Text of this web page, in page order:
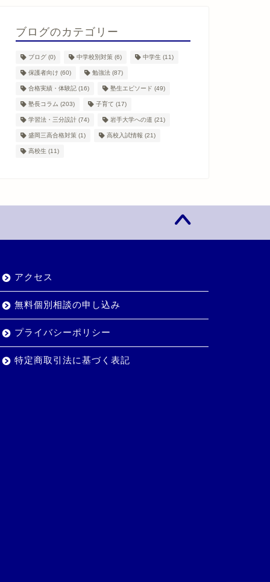
ブログのカテゴリー
ブログ(0) 中学校別対策 (6) 中学生 (11)
保護者向け (60) 勉強法(87)
合格実績・体験記(16) 塾生エピソード (49)
塾長コラム (203) 子育て (17)
学習法・三分設計(74) 岩手大学への道 (21)
盛岡三高合格対策 (1) 高校入試情報 (21)
高校生 (11)
アクセス
無料個別相談の申し込み
プライバシーポリシー
特定商取引法に基づく表記